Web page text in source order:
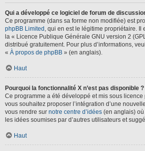
Qui a développé ce logiciel de forum de
Ce programme (dans sa forme non modifiée) est
phpBB Limited , qui en est le légitime propriétaire.
la « Licence Publique Générale GNU version 2
distribué gratuitement. Pour plus d’informations,
« À propos de phpBB » (en anglais).
Haut
Pourquoi la fonctionnalité X n’est pas disponible ?
Ce programme a été développé et mis sous licence
vous souhaitez proposer l’intégration d’une
vous rendre sur notre centre d’idées (en anglais)
les idées soumises par d’autres utilisateurs et
Haut